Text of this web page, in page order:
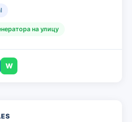
на улицу
W